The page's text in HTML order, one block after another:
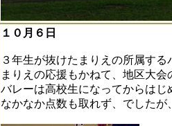
１０月６日
３年生が抜けたまりえの所属す
まりえの応援もかねて、地区大会
バレーは高校生になってからはじ
なかなか点数も取れず、でしたが